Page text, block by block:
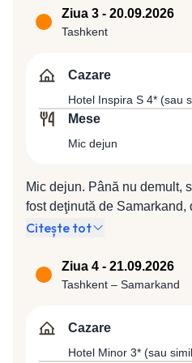
la Hotel Inspira S 4* (sau
Ziua 3 - 20.09.2026
Tashkent
Cazare
Hotel Inspira S 4* (sau
Mese
Mic dejun
Mic dejun. Până nu demult,
fost deţinută de Samarkand,
1930 capitala a fost mutată
la Hotel Ispira S 4* (sau
Citește tot
Ziua 4 - 21.09.2026
Tashkent – Samarkand
Cazare
Hotel Minor 3* (sau